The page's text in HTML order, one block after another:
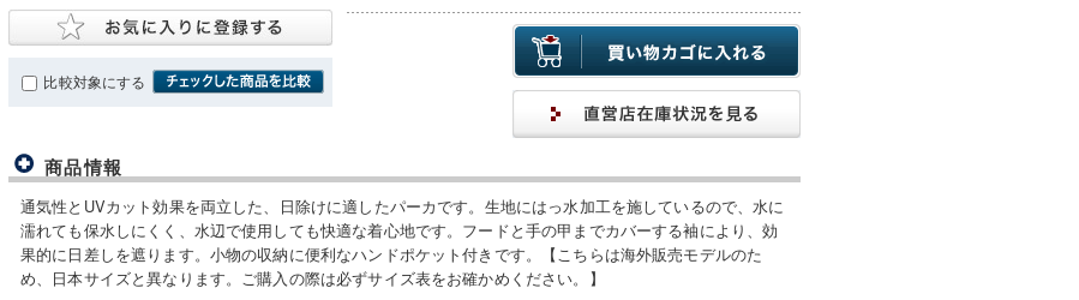
比較対象にする
商品情報
通気性とUVカット効果を両立した、日除けに適したパーカです。生地にはっ水加工を施しているので、水に
濡れても保水しにくく、水辺で使用しても快適な着心地です。フードと手の甲までカバーする袖により、効
果的に日差しを遮ります。小物の収納に便利なハンドポケット付きです。【こちらは海外販売モデルのた
め、日本サイズと異なります。ご購入の際は必ずサイズ表をお確かめください。】